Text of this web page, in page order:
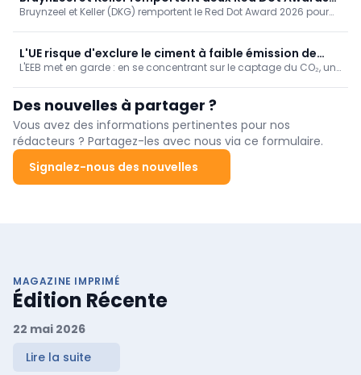
rénovation prioritaires et des aides financières correspondantes,
grâce à un rapport personnalisé et des conseils étape par étape.
2026 pour leurs cuisines à base de matériaux
biosourcés
Bruynzeel et Keller (DKG) remportent le Red Dot Award 2026 pour
30 %. Une reconnaissance indépendante de l'innovation durable,
évolutive et abordable de DKG.
L'UE risque d'exclure le ciment à faible émission de
CO₂ du marché intérieur
L'EEB met en garde : en se concentrant sur le captage du CO₂, une
clinker, l'utilisation de liants alternatifs et l'économie circulaire
permettent aujourd'hui de réduire les émissions de CO₂ de 40 à
70 % ; il faut exiger l'intégration d'exigences de performance dans
les normes et les appels d'offres.
Des nouvelles à partager ?
Vous avez des informations pertinentes pour nos
rédacteurs ? Partagez-les avec nous via ce formulaire.
Signalez-nous des nouvelles
MAGAZINE IMPRIMÉ
Édition Récente
22 mai 2026
Lire la suite